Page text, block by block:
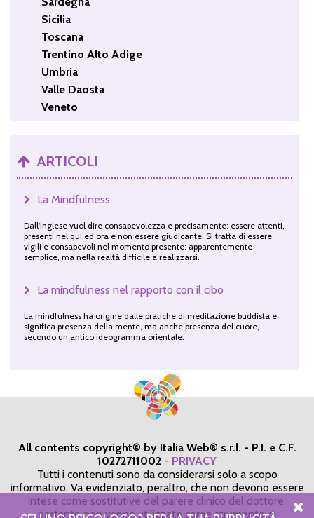
Sicilia
Toscana
Trentino Alto Adige
Umbria
Valle Daosta
Veneto
ARTICOLI
La Mindfulness
Dall'inglese vuol dire consapevolezza e precisamente: essere attenti,
presenti nel qui ed ora e non essere giudicante. Si tratta di essere
vigili e consapevoli nel momento presente: apparentemente
semplice, ma nella realtà difficile a realizzarsi.
La mindfulness nel rapporto con il cibo
La mindfulness ha origine dalle pratiche di meditazione buddista e
significa presenza della mente, ma anche presenza del cuore,
secondo un antico ideogramma orientale.
All contents copyright© by Italia Web® s.r.l. - P.I. e C.F.
10272711002 - PRIVACY
Tutti i contenuti sono da considerarsi solo a scopo
informativo. Va evidenziato, peraltro, che non devono essere
intese come sostitutive del parere clinico del dottore,
pertanto non vanno utilizzate come strumento di